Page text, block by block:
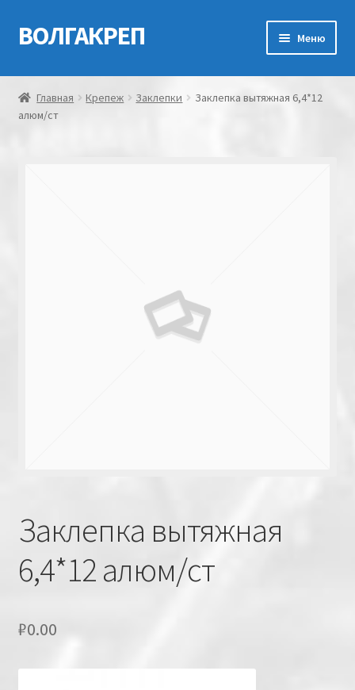
Перейти
к
Перейти
к
ВОЛГАКРЕП Меню
Главная
Контакты
Главная Крепеж Заклепки
Заклепка вытяжная 6,4*12
алюм/ст
Заклепка вытяжная
6,4*12 алюм/ст
₽0.00